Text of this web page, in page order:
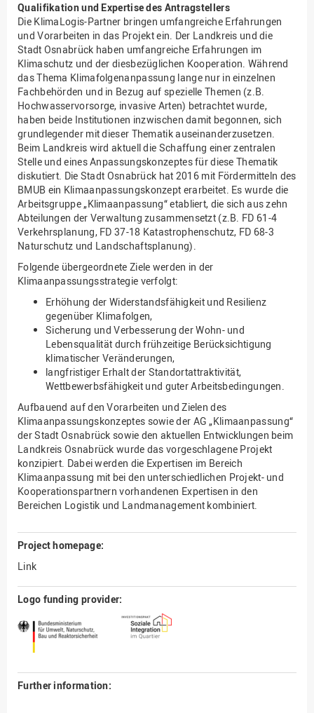
Qualifikation und Expertise des Antragstellers
Die KlimaLogis-Partner bringen umfangreiche Erfahrungen
und Vorarbeiten in das Projekt ein. Der Landkreis und die
Stadt Osnabrück haben umfangreiche Erfahrungen im
Klimaschutz und der diesbezüglichen Kooperation. Während
das Thema Klimafolgenanpassung lange nur in einzelnen
Fachbehörden und in Bezug auf spezielle Themen (z.B.
Hochwasservorsorge, invasive Arten) betrachtet wurde,
haben beide Institutionen inzwischen damit begonnen, sich
grundlegender mit dieser Thematik auseinanderzusetzen.
Beim Landkreis wird aktuell die Schaffung einer zentralen
Stelle und eines Anpassungskonzeptes für diese Thematik
diskutiert. Die Stadt Osnabrück hat 2016 mit Fördermitteln des
BMUB ein Klimaanpassungskonzept erarbeitet. Es wurde die
Arbeitsgruppe „Klimaanpassung“ etabliert, die sich aus zehn
Abteilungen der Verwaltung zusammensetzt (z.B. FD 61-4
Verkehrsplanung, FD 37-18 Katastrophenschutz, FD 68-3
Naturschutz und Landschaftsplanung).
Folgende übergeordnete Ziele werden in der
Klimaanpassungsstrategie verfolgt:
Erhöhung der Widerstandsfähigkeit und Resilienz
gegenüber Klimafolgen,
Sicherung und Verbesserung der Wohn- und
Lebensqualität durch frühzeitige Berücksichtigung
klimatischer Veränderungen,
langfristiger Erhalt der Standortattraktivität,
Wettbewerbsfähigkeit und guter Arbeitsbedingungen.
Aufbauend auf den Vorarbeiten und Zielen des
Klimaanpassungskonzeptes sowie der AG „Klimaanpassung“
der Stadt Osnabrück sowie den aktuellen Entwicklungen beim
Landkreis Osnabrück wurde das vorgeschlagene Projekt
konzipiert. Dabei werden die Expertisen im Bereich
Klimaanpassung mit bei den unterschiedlichen Projekt- und
Kooperationspartnern vorhandenen Expertisen in den
Bereichen Logistik und Landmanagement kombiniert.
Project homepage:
Link
Logo funding provider:
Further information: